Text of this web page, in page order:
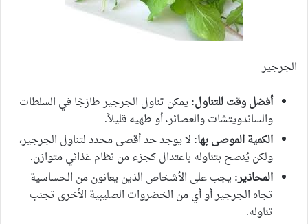
الجرجير
أفضل وقت للتناول:يمكن تناول الجرجير طازجًا في السلطات
والساندويتشات والعصائر، أو طهيه قليلاً.
الكمية الموصى بها:لا يوجد حد أقصى محدد لتناول الجرجير،
ولكن يُنصح بتناوله باعتدال كجزء من نظام غذائي متوازن.
المحاذير:يجب على الأشخاص الذين يعانون من الحساسية
تجاه الجرجير أو أي من الخضروات الصليبية الأخرى تجنب
تناوله.